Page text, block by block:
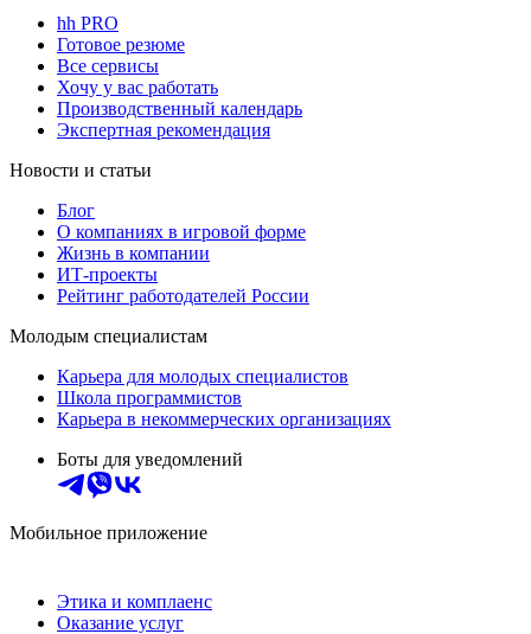
hh PRO
Готовое резюме
Все сервисы
Хочу у вас работать
Производственный календарь
Экспертная рекомендация
Новости и статьи
Блог
О компаниях в игровой форме
Жизнь в компании
ИТ-проекты
Рейтинг работодателей России
Молодым специалистам
Карьера для молодых специалистов
Школа программистов
Карьера в некоммерческих организациях
Боты для уведомлений
Мобильное приложение
Этика и комплаенс
Оказание услуг